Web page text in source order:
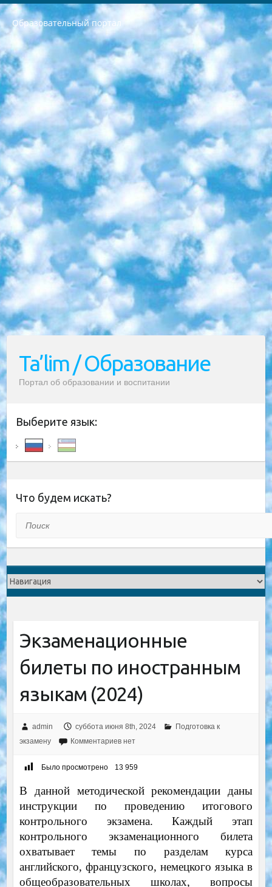
Образовательный портал
РЕСПУБЛИКА УЗБЕКИСТАН МИНИСТРЕРСТВО ДОШКОЛЬНОГО И ШКОЛЬНОГО ОБРАЗОВАНИЯ КОМАНДА в общеобразовательных учреждениях в 2023-2024 учебном году организация и проведение итоговой государственной аттестации обучающихся о Министра дошкольного и школьного образования Республики Узбекистан от 4 марта 2008 года (постановлением Минюста от 20 марта 2008 года № 1778 государственной регистрации) «Итоговое состояние учащихся общего среднего образования на основании положения об утверждении положения об аттестации общего среднего образования выпускной экзамен студентов в образовательных учреждениях в 2023-2024 учебном году В целях организации и прохождения аттестации приказываю: 1. Следующее: перечень предметов, по которым будет проводиться итоговая государственная аттестация и экзамен формы перевода согласно приложению 1; сертификаты международного образца, оценивающие уровень владения иностранными языками перечень согласно приложению 2; 2. Педагогический при специализированных образовательных учреждениях. научно-практический центр квалификации и международной оценки (Д.Давидова) 2024 г. До 25 марта: задания по предметам, по которым будет проводиться итоговая аттестация разработка и утверждение технических условий; итоговая аттестация на основании разработанного предметного задания разработка вопросов по предметам (устно и письменно), экзамен передача; общеобразовательные средние школы и специальные учебные заведения учащиеся выпускных классов школ и интернатов в агентской системе подготовка базы данных экзаменационных материалов и критериев оценки; перевод базы экзаменационных материалов на все языки обучения подать в Республиканский образовательный центр для изготовления; варианты экзаменов на основе разработанных контрольных материалов пусть будут поставлены задачи формирования. 3. Республиканский образовательный центр (Ш.Худайкулов) до 5 апреля 2024 года. до: база данных предоставленных экзаменационных материалов на все языки обучения перевод и экспертиза; для слепых, слабовидящих, глухих, слабослышащих и умственно отсталых детей учащиеся выпускных классов специализированных школ и школ-интернатов база данных экзаменационных материалов на всех преподаваемых языках подготовка критериев оценки; специализированные школы для умственно отсталых детей и технологии для учащихся выпускных классов школ-интернатов разработка соответствующих рекомендаций и критериев проведения ЕГЭ по естествознанию давать задания. 4. Педагогический при специализированных образовательных учреждениях. Научно-практический центр навыков и международной оценки (Д.Давидова), Республика образовательный центр (Худайкулов Ш.) итоговый государственный аттестационный экзамен ориентирован на творческое и логическое мышление при подготовке базы материалов учитывать введение заданий. 5. Следует отметить, что: сертификат государственного образца о знании общеобразовательного предмета и как минимум национальный уровень B1 по предметам на иностранных языках, указанным в Приложении 2. или международно признанный сертификат эквивалентного уровня студенты, изучающие определенный предмет, освобождаются от экзамена; по соответствующим предметам запланирована итоговая государственная аттестация за день до дня, путем жеребьевки Рабочей группой (в письменной форме по предметам, проводимым в форме) из числа сформированных вариантов выбрано 2 варианта; 2 выбранных варианта экзамена анонсированы на официальном сайте министерства и все выпускники по всей стране на основе этих вариантов проводит итоговую государственную аттестацию. 6. Государственное образование учащихся средних общеобразовательных учреждений. знания в соответствии с квалификационными требованиями, которые необходимо приобрести на основании стандартов итоговый (выпускной) контроль для 9 и 11 классов в целях тестирования Экзамены (далее – экзамены) состоят из предметов, перечисленных в приложении 1. будет сделано. 7. Экзамены пройдут с 26 мая по 15 июня 2024 г. (кроме науки физического воспитания). 8. Физическая для учащихся 9 классов общесредних образовательных учреждений. Экзамены по предмету «Образование, квалификация медицина» 1-6 мая 2024 года. сотрудники перевести под присмотр (с отклонениями в физическом или умственном развитии) специализированная школа для детей, школы-интернаты и со сколиозом школы-интернаты санаторного типа для больных детей исключены). 9. Он был слепым, слабовидящим и имел нарушения опорно-двигательного аппарата. экзамены в специализированных школах и интернатах для детей должны проводиться исходя из требований, предъявляемых к общеобразовательным учреждениям (физкультура кроме науки). 10. Специализированная школа для глухих и слабослышащих детей. и экзамены в интернатах и быть реализован в виде письменного теста по математике. 11. Специальность для умственно отсталых детей. Для 9 класса Родной язык и литературное письмо Государственный язык (язык обучения – узбекский). для неклассов) написано Математическое письмо Письменная/устная история Узбекистана Физическое воспитание практично Итоговый контроль Для 11 класса Написание родного языка и литературы (эссе) Математическое письмо Узбекский язык (обучение на узбекском языке) не посещающее общее среднее образование для учреждений)/Образовательное учреждение выбор письменный и устный Иностранный язык письменный/устный Письменная/устная история Узбекистана *По выбору студента:  Химия  Физика  Основы государственного права  География 10 бесплатных образовательных ресурсов - Мы составили подборку онлайн-проектов с интерактивными упражнениями, видеолекциями и статьями. Они помогут вам обрести новые и освежить старые знания бесплатно. 1. «ИНТУИТ» Старейшая образовательная площадка Рунета. Здесь вы найдёте сотни текстовых и видеокурсов на десятки различных тем — от программирования до психологии. Многие курсы подготовлены российскими университетами и крупными международными компаниями вроде Intel и Microsoft. Самостоятельное обучение бесплатное, но желающие могут оплатить услуги персональных наставников. 2. «Смартия» знакомит с актуальными профессиями и подсказывает, как им обучаться. Выбрав заинтересовавшую вас специальность — SMM-специалист, фотограф, веб-дизайнер или другую, — увидите список необходимых для неё умений. Чтобы вы могли освоить их самостоятельно, для каждого умения площадка отображает подборку ссылок на учебные материалы. Хотя «Смартия» ориентируется на русскоязычную аудиторию, часть контента всё же доступна только на английском. 3. «Лекторий Физтеха» Проект Московского физико-технического института (Физтеха). С его помощью вы можете смотреть онлайн серии лекций, записанные на видео в этом вузе. В числе доступных предметов — физика, биология, химия, информационные технологии и другие. К некоторым лекциям администрация ресурса прилагает готовые конспекты, которые можно скачивать в PDF-формате. 4. ITMOcourses Онлайн-площадка Санкт-Петербургского национального исследовательского университета информационных технологий, механики и оптики (ИТМО). Ресурс предоставляет свободный доступ к курсам, разработанным в этом вузе. Каталог материалов разбит на четыре категории: «Оптические системы и технологии», «Приборостроение и робототехника», «Информационные технологии» и «Биотехнологии». Курсы состоят из видеолекций, интерактивных демонстраций и заданий. 5. «КиберЛенинка» Электронная научная библиотека открытого доступа. Каталог площадки регулярно обрастает текстами статей из различных научных изданий. Сгруппированные по журналам и рубрикам публикации можно читать онлайн или скачивать целиком в PDF-формате. Проект нацелен на популяризацию науки за счёт открытого доступа к качественной информации. 6. «ПостНаука» На этом ресурсе публикуют подборки видеолекций, составленные экспертами из разных отраслей и объединённые общими темами. Среди них, к примеру, есть серии «Биоинформатика и геномика», «Культура средневековой Скандинавии» и Cinema Studies о теории кино. Каждая подборка лекций — логически связанная история, рассказанная экспертом от первого лица. Кроме того, на сайте появляются научно-образовательные статьи и тесты на разные темы. 7. «Newочём» Команда проекта «Newочём» отбирает самые интересные тексты из англоязычных СМИ и переводит те из них, за которые голосуют участники сообщества «ВКонтакте». По большей части это научно-популярные статьи. Редакторы придумывают лишь заголовки, в остальном содержание переводов соответствует оригиналам. Полные тексты можно читать прямо в социальной сети. 8. InternetUrok Онлайн-база материалов по основным дисциплинам школьной программы. Информация на сайте структурирована по классам, предметам и темам (урокам). Каждый урок состоит из видеолекций и конспектов. Есть также интерактивные тренажёры и тесты для закрепления пройденного материала. Даже если вы давно окончили школу, возможность повторить программу старших классов всегда может пригодиться. 9. Edutainme Ещё один ресурс об образовании. В отличие от Newtonew, как мне кажется, Edutainme больше ориентируется на представителей индустрии: педагогов, предпринимателей, разработчиков образовательных проектов. Но и любой, кто просто стремится к саморазвитию, найдёт на сайте много полезного и интересного для себя. Например, информацию о новых курсах и образовательных сервисах. 10. Newtonew Онлайн-медиа об образовании и обучении в широком смысле. Авторы Newtonew пишут об инструментах, заведениях, тактиках и стратегиях, которые помогают учить других и получать новые знания самостоятельно. На этой площадке вы найдёте новости, обзоры, аналитические мат
Ta’lim / Образование
Портал об образовании и воспитании
Выберите язык:
Что будем искать?
Экзаменационные
билеты по иностранным
языкам (2024)
admin суббота июня 8th, 2024
Подготовка к
экзамену
Комментариев нет
Было просмотрено 13 959
В данной методической рекомендации даны
инструкции по проведению итогового
контрольного экзамена. Каждый этап
контрольного экзаменационного билета
охватывает темы по разделам курса
английского, французского, немецкого языка в
общеобразовательных школах, вопросы